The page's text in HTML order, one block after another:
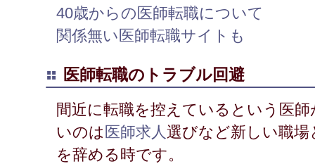
40歳からの医師転職について
関係無い医師転職サイトも
医師転職のトラブル回避
間近に転職を控えているという医
いのは 医師求人選びなど新しい職
を辞める時です。